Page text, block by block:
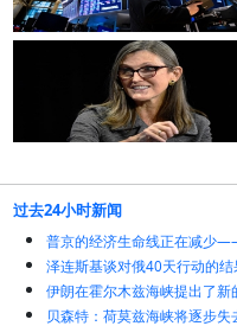
过去24小时新闻
普京的经济生命线正在减少
泽连斯基谈对俄40天行动的
伊朗在霍尔木兹海峡提出了新
贝森特：荷莫兹海峡将逐步失